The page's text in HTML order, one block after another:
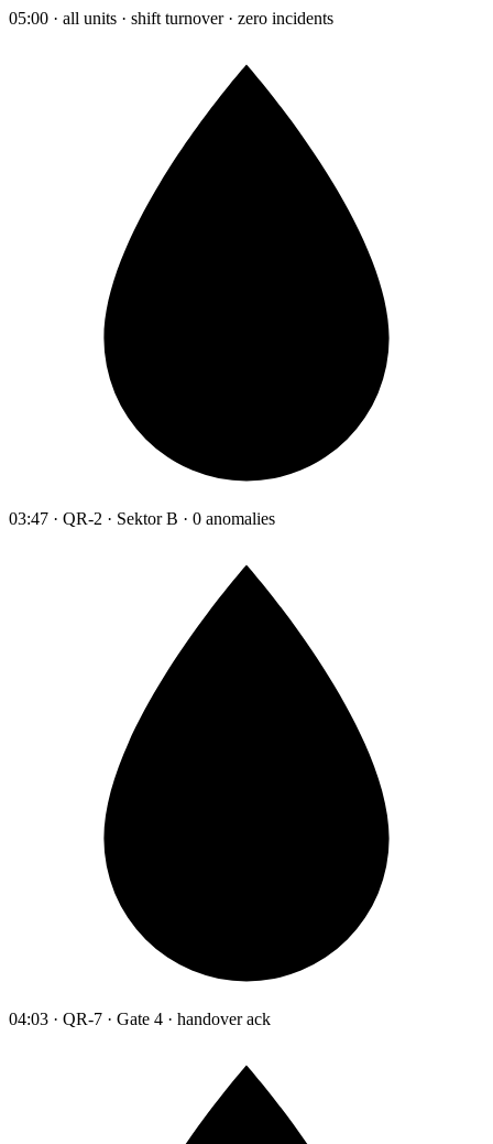
05:00 · all units · shift turnover · zero incidents
03:47 · QR-2 · Sektor B · 0 anomalies
04:03 · QR-7 · Gate 4 · handover ack